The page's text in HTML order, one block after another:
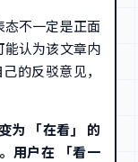
态不一定是正面
能认为该文章内
的反驳意见，
为 「在看」 的
用户在 「看一